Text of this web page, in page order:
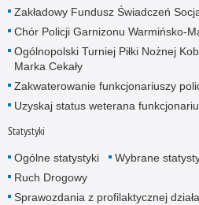
Zakładowy Fundusz Świadczeń
Chór Policji Garnizonu Warmińsko-
Ogólnopolski Turniej Piłki Nożnej
Marka Cekały
Zakwaterowanie funkcjonariuszy
Uzyskaj status weterana
Statystyki
Ogólne statystyki Wybrane
Ruch Drogowy
Sprawozdania z profilaktycznej